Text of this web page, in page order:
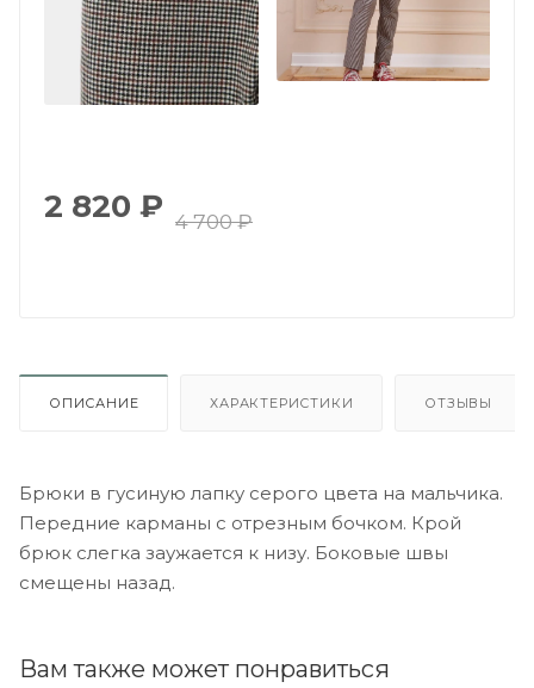
2 820 ₽ 4 700₽
ОПИСАНИЕ ХАРАКТЕРИСТИКИ ОТЗЫВЫ
Брюки в гусиную лапку серого цвета на мальчика.
Передние карманы с отрезным бочком. Крой
брюк слегка заужается к низу. Боковые швы
смещены назад.
Вам также может понравиться